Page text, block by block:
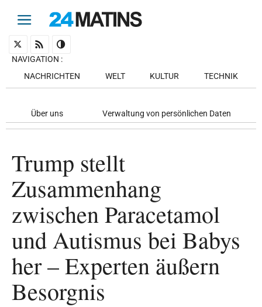
NAVIGATION :
NACHRICHTEN
WELT KULTUR TECHNIK
Über uns Verwaltung von persönlichen Daten
Trump stellt
Zusammenhang
zwischen Paracetamol
und Autismus bei Babys
her – Experten äußern
Besorgnis